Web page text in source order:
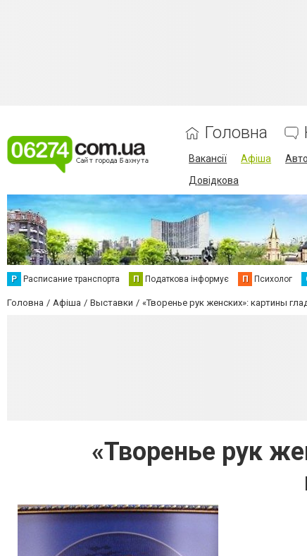
Головна
Вакансії Афіша
Довідкова
Р Расписание транспорта П Податкова інформує П Психолог
Головна Афіша Выставки «Творенье рук женских»: картины
«Творенье рук